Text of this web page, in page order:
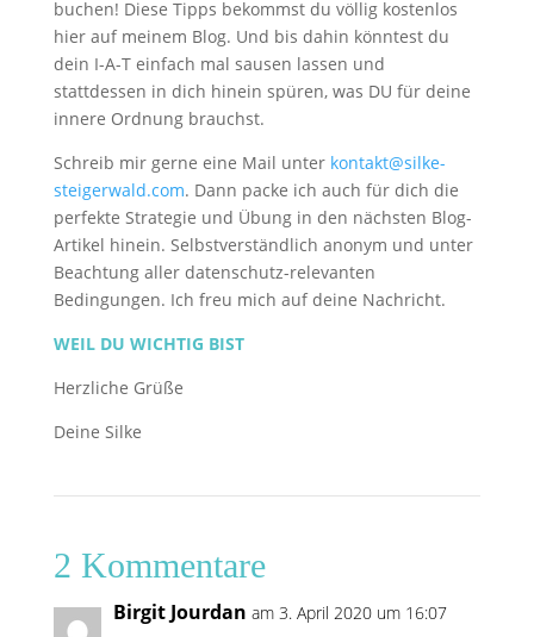
buchen! Diese Tipps bekommst du völlig kostenlos
hier auf meinem Blog. Und bis dahin könntest du
dein I-A-T einfach mal sausen lassen und
stattdessen in dich hinein spüren, was DU für deine
innere Ordnung brauchst.
Schreib mir gerne eine Mail unter kontakt@silke-
steigerwald.com. Dann packe ich auch für dich die
perfekte Strategie und Übung in den nächsten Blog-
Artikel hinein. Selbstverständlich anonym und unter
Beachtung aller datenschutz-relevanten
Bedingungen. Ich freu mich auf deine Nachricht.
WEIL DU WICHTIG BIST
Herzliche Grüße
Deine Silke
2 Kommentare
Birgit Jourdan am 3. April 2020 um 16:07